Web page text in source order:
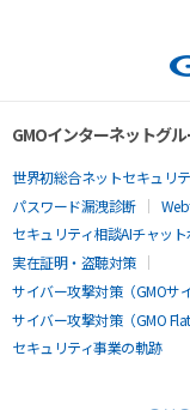
GMOインターネットグ
世界初総合ネットセキュリ
パスワード漏洩診断
セキュリティ相談AIチャット
実在証明・盗聴対策
サイバー攻撃対策（GMOサ
サイバー攻撃対策（GMO
セキュリティ事業の軌跡